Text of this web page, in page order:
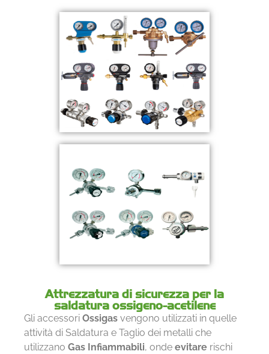
Attrezzatura di sicurezza per la
saldatura ossigeno-acetilene
Gli accessori Ossigas vengono utilizzati in quelle
attività di Saldatura e Taglio dei metalli che
utilizzano Gas Infiammabili, onde evitare rischi